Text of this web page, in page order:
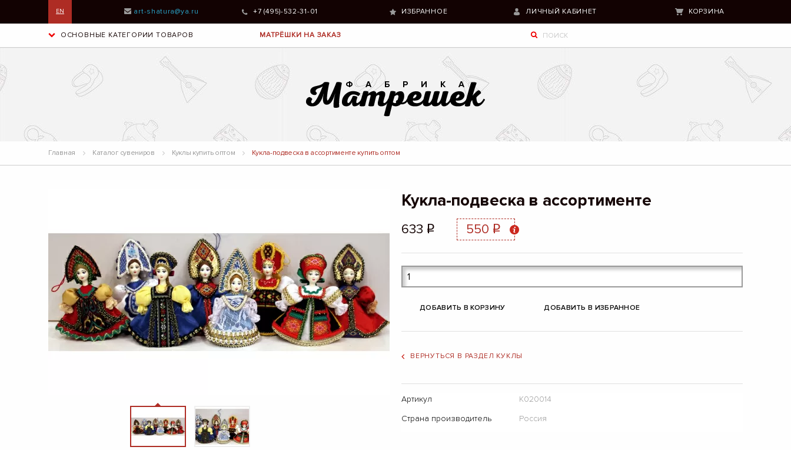
EN art-shatura@ya.ru +7 (495)-532-31-01 ИЗБРАННОЕ ЛИЧНЫЙ КАБИНЕТ КОРЗИНА
ОСНОВНЫЕ КАТЕГОРИИ ТОВАРОВ МАТРЁШКИ НА ЗАКАЗ
Главная Каталог сувениров Куклы купить оптом Кукла-подвеска в ассортименте купить оптом
Кукла-подвеска в ассортименте
633 q 550 q
ДОБАВИТЬ В КОРЗИНУ ДОБАВИТЬ В ИЗБРАННОЕ
ВЕРНУТЬСЯ В РАЗДЕЛ КУКЛЫ
Артикул
К020014
Страна производитель
Россия